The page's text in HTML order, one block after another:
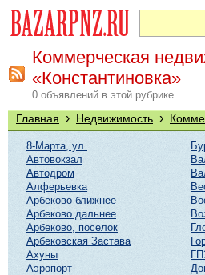
Коммерческая
«Константиновка»
0 объявлений в этой рубрике
Главная › Недвижимость ›
8-Марта, ул.
Автовокзал
Автодром
Алферьевка
Арбеково ближнее
Арбеково дальнее
Арбеково, поселок
Арбековская Застава
Ахуны
Аэропорт